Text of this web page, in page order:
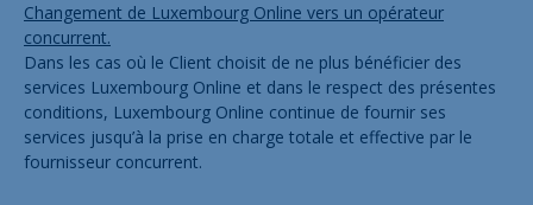
Changement de Luxembourg Online vers un opérateur
concurrent.
Dans les cas où le Client choisit de ne plus bénéficier des
services Luxembourg Online et dans le respect des présentes
conditions, Luxembourg Online continue de fournir ses
services jusqu’à la prise en charge totale et effective par le
fournisseur concurrent.